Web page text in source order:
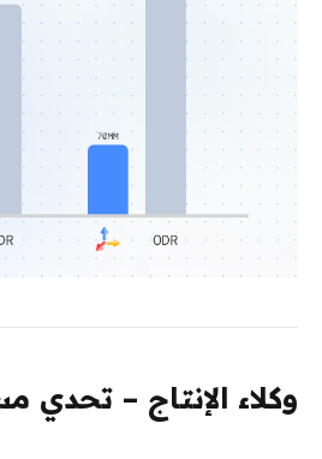
وكلاء الإنتاج – تحدي